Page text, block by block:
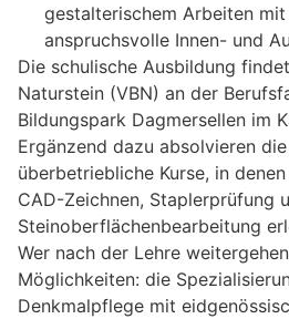
gestalterischem Arbeiten
anspruchsvolle Innen- und
Die schulische Ausbildung
Naturstein (VBN) an der
Bildungspark Dagmersellen im
Ergänzend dazu absolvieren
überbetriebliche Kurse, in
CAD-Zeichnen, Staplerprüfung
Steinoberflächenbearbeitung
Wer nach der Lehre
Möglichkeiten: die
Denkmalpflege mit